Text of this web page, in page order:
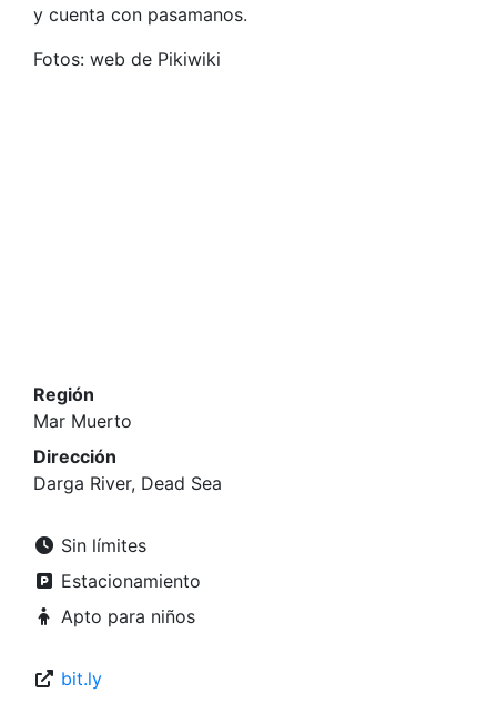
y cuenta con pasamanos.
Fotos: web de Pikiwiki
Región
Mar Muerto
Dirección
Darga River, Dead Sea
Sin límites
Estacionamiento
Apto para niños
bit.ly